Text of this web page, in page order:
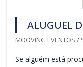
ALUGUEL
MOOVING EVENTOS /
Se alguém está